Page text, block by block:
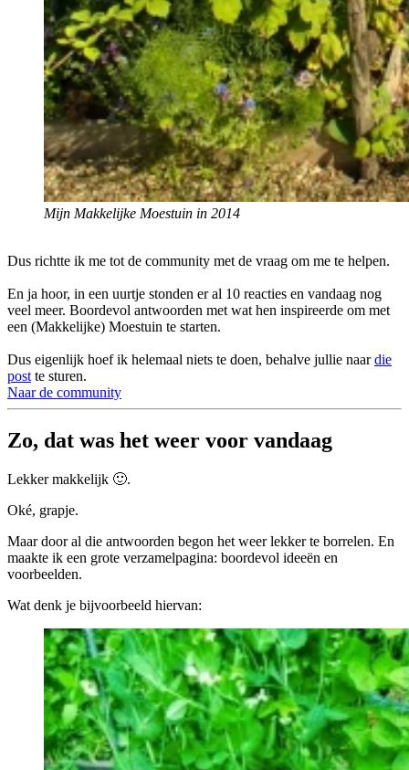
Mijn Makkelijke Moestuin in 2014
Dus richtte ik me tot de community met de vraag om me te helpen.
En ja hoor, in een uurtje stonden er al 10 reacties en vandaag nog
veel meer. Boordevol antwoorden met wat hen inspireerde om met
een (Makkelijke) Moestuin te starten.
Dus eigenlijk hoef ik helemaal niets te doen, behalve jullie naardie
postte sturen.
Naar de community
Zo, dat was het weer voor vandaag
Lekker makkelijk 🙂.
Oké, grapje.
Maar door al die antwoorden begon het weer lekker te borrelen. En
maakte ik een grote verzamelpagina: boordevol ideeën en
voorbeelden.
Wat denk je bijvoorbeeld hiervan: